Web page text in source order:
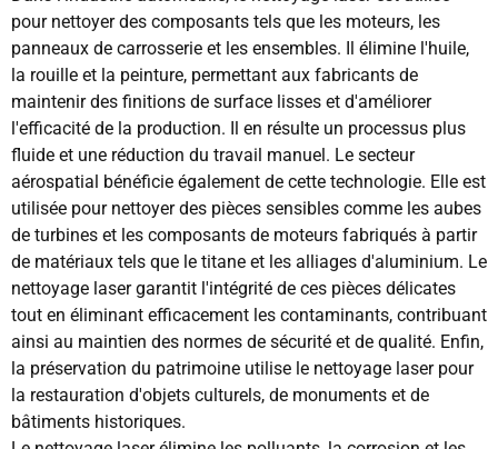
pour nettoyer des composants tels que les moteurs, les
panneaux de carrosserie et les ensembles. Il élimine l'huile,
la rouille et la peinture, permettant aux fabricants de
maintenir des finitions de surface lisses et d'améliorer
l'efficacité de la production. Il en résulte un processus plus
fluide et une réduction du travail manuel. Le secteur
aérospatial bénéficie également de cette technologie. Elle est
utilisée pour nettoyer des pièces sensibles comme les aubes
de turbines et les composants de moteurs fabriqués à partir
de matériaux tels que le titane et les alliages d'aluminium. Le
nettoyage laser garantit l'intégrité de ces pièces délicates
tout en éliminant efficacement les contaminants, contribuant
ainsi au maintien des normes de sécurité et de qualité. Enfin,
la préservation du patrimoine utilise le nettoyage laser pour
la restauration d'objets culturels, de monuments et de
bâtiments historiques.